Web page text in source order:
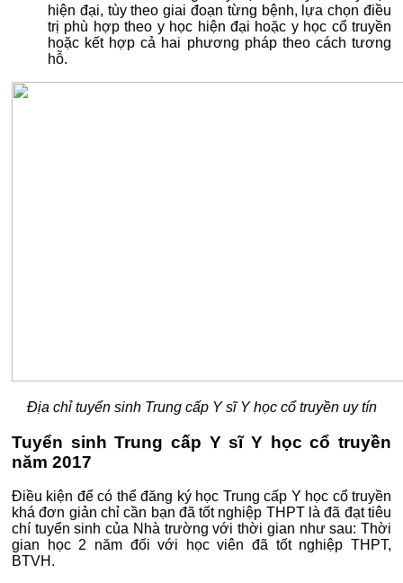
hiện đại, tùy theo giai đoạn từng bệnh, lựa chọn điều
trị phù hợp theo y học hiện đại hoặc y học cổ truyền
hoặc kết hợp cả hai phương pháp theo cách tương
hỗ.
Địa chỉ tuyển sinh Trung cấp Y sĩ Y học cổ truyền uy tín
Tuyển sinh Trung cấp Y sĩ Y học cổ truyền
năm 2017
Điều kiện để có thể đăng ký học Trung cấp Y học cổ truyền
khá đơn giản chỉ cần bạn đã tốt nghiệp THPT là đã đạt tiêu
chí tuyển sinh của Nhà trường với thời gian như sau: Thời
gian học 2 năm đối với học viên đã tốt nghiệp THPT,
BTVH.